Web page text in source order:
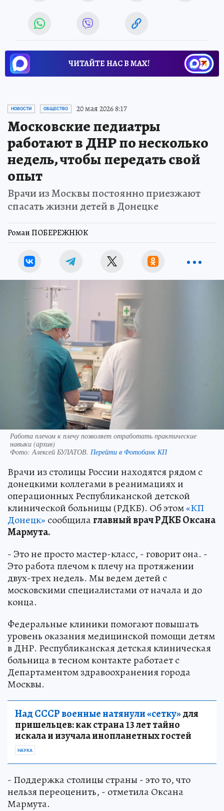
ЧИТАЙТЕ НАС В МАХ!
НОВОСТИ ОБЩЕСТВО 20 мая 2026 8:17
Московские педиатры
работают в ДНР по несколько
недель, чтобы передать свой
опыт
Врачи из Москвы постоянно приезжают
спасать жизни детей в Донецке
Роман ПОБЕРЕЖНЮК
Работа плечом к плечу позволяет отработать практические
навыки (архив)
Фото:Алексей БУЛАТОВ. Перейти в Фотобанк КП
Врачи из столицы России находятся рядом с
донецкими коллегами в реанимациях и
операционных Республиканской детской
клинической больницы (РДКБ). Об этом«КП
Донецк» сообщилаглавный врач РДКБ Оксана
Мармута.
- Это не просто мастер-класс, - говорит она. -
Это работа плечом к плечу на протяжении
двух-трех недель. Мы ведем детей с
московскими специалистами от начала и до
конца.
Федеральные клиники помогают повышать
уровень оказания медицинской помощи детям
в ДНР. Республиканская детская клиническая
больница в тесном контакте работает с
Департаментом здравоохранения города
Москвы.
Над СССР военные натянули «сетку»для
пришельцев: как страна 13 лет тайно
искала и изучала инопланетных гостей
НАУКА
- Поддержка столицы страны - это то, что
нельзя переоценить, - отметила Оксана
Мармута.